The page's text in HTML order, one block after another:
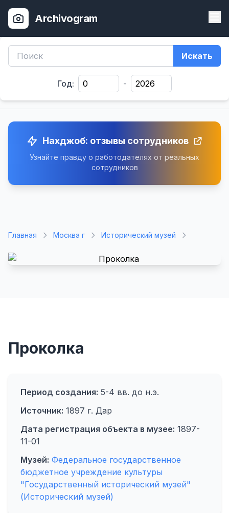
Archivogram
Искать
Год: -
Нахджоб: отзывы сотрудников
Узнайте правду о работодателях от реальных
сотрудников
Главная Москва г Исторический музей
Проколка
Период создания: 5-4 вв. до н.э.
Источник: 1897 г. Дар
Дата регистрация объекта в музее: 1897-
11-01
Музей: Федеральное государственное
бюджетное учреждение культуры
"Государственный исторический музей"
(Исторический музей)